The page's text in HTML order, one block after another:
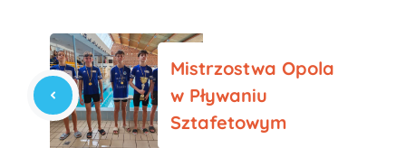
Mistrzostwa Opola
w Pływaniu
Sztafetowym